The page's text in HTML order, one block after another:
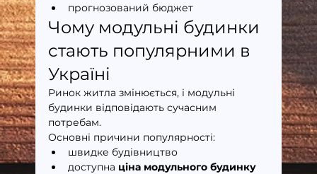
прогнозований бюджет
Чому модульні будинки
стають популярними в
Україні
Ринок житла змінюється, і модульні
будинки відповідають сучасним
потребам.
Основні причини популярності:
швидке будівництво
доступна ціна модульного будинку